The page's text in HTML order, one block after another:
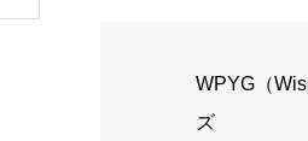
WPYG（
ズ